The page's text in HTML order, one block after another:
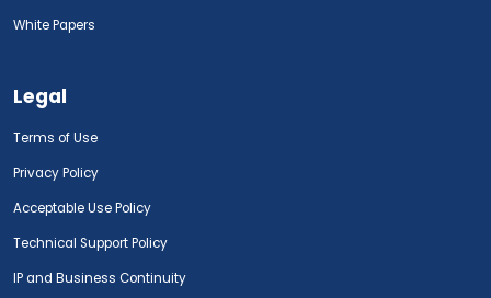
White Papers
Legal
Terms of Use
Privacy Policy
Acceptable Use Policy
Technical Support Policy
IP and Business Continuity